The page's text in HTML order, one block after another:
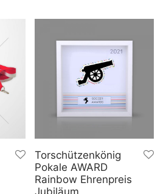
Torschützenkönig
Pokale AWARD
Rainbow Ehrenpreis
Jubiläum